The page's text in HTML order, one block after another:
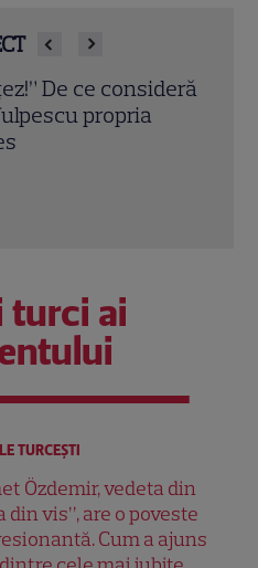
Realizatoarea
pregătește
Kanal D
turci ai
TURCEŞTI
Özdemir, vedeta din
din vis”, are o poveste
Cum a ajuns